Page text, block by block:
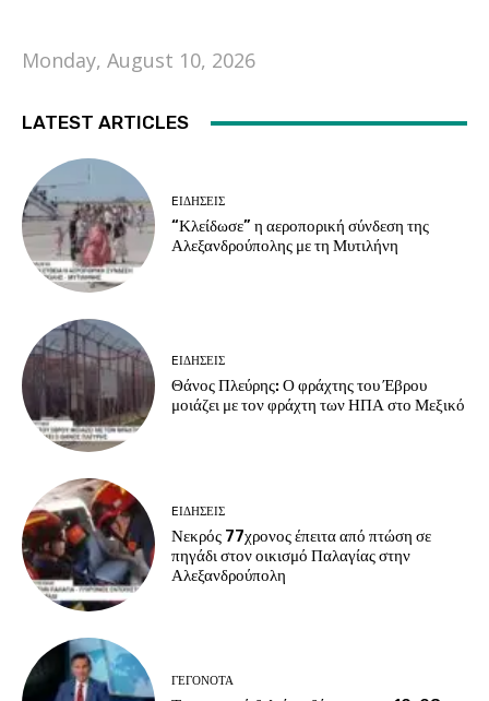
Monday, August 10, 2026
LATEST ARTICLES
EΙΔΗΣΕΙΣ
“Κλείδωσε” η αεροπορική σύνδεση της
Αλεξανδρούπολης με τη Μυτιλήνη
EΙΔΗΣΕΙΣ
Θάνος Πλεύρης: Ο φράχτης του Έβρου
μοιάζει με τον φράχτη των ΗΠΑ στο Μεξικό
EΙΔΗΣΕΙΣ
Νεκρός 77χρονος έπειτα από πτώση σε
πηγάδι στον οικισμό Παλαγίας στην
Αλεξανδρούπολη
ΓΕΓΟΝΟΤΑ